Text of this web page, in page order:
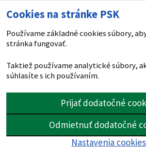
Cookies na stránke PSK
Používame základné cookies súbory,
stránka fungovať.
Taktiež používame analytické súbory,
súhlasíte s ich používaním.
Prijať dodatočné
Odmietnuť dodatočné
Nastavenia cookies